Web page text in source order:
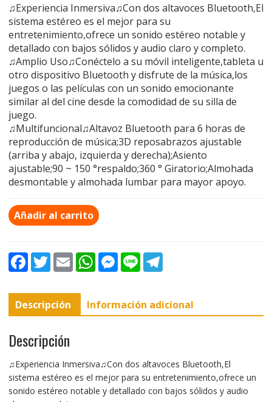
♫Experiencia Inmersiva♫Con dos altavoces Bluetooth,El
sistema estéreo es el mejor para su
entretenimiento,ofrece un sonido estéreo notable y
detallado con bajos sólidos y audio claro y completo.
♫Amplio Uso♫Conéctelo a su móvil inteligente,tableta u
otro dispositivo Bluetooth y disfrute de la música,los
juegos o las películas con un sonido emocionante
similar al del cine desde la comodidad de su silla de
juego.
♫Multifuncional♫Altavoz Bluetooth para 6 horas de
reproducción de música;3D reposabrazos ajustable
(arriba y abajo, izquierda y derecha);Asiento
ajustable;90 ~ 150 °respaldo;360 ° Giratorio;Almohada
desmontable y almohada lumbar para mayor apoyo.
Añadir al carrito
F
a
b
o
o
T
w
t
e
r
E
m
l
W
h
A
p
M
e
n
g
L
i
T
e
r
a
Descripción Información adicional
Descripción
♫Experiencia Inmersiva♫Con dos altavoces Bluetooth,El
sistema estéreo es el mejor para su entretenimiento,ofrece un
sonido estéreo notable y detallado con bajos sólidos y audio